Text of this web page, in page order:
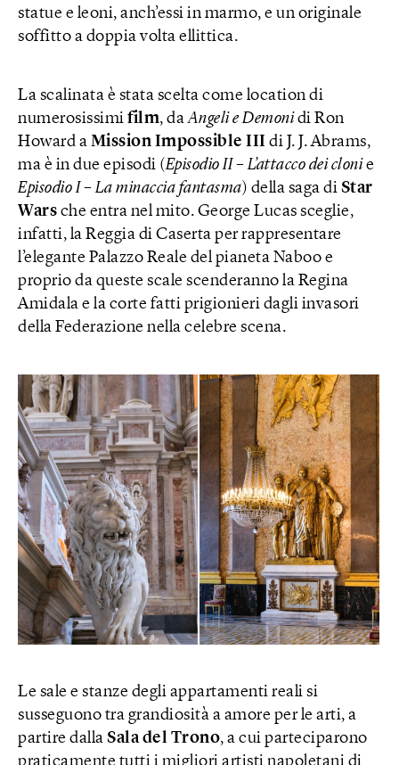
statue e leoni, anch’essi in marmo, e un originale
soffitto a doppia volta ellittica.
La scalinata è stata scelta come location di
numerosissimi film, daAngeli e Demonidi Ron
Howard a Mission Impossible III di J. J. Abrams,
ma è in due episodi (Episodio II – L’attacco dei clonie
Episodio I – La minaccia fantasma) della saga di Star
Wars che entra nel mito. George Lucas sceglie,
infatti, la Reggia di Caserta per rappresentare
l’elegante Palazzo Reale del pianeta Naboo e
proprio da queste scale scenderanno la Regina
Amidala e la corte fatti prigionieri dagli invasori
della Federazione nella celebre scena.
Le sale e stanze degli appartamenti reali si
susseguono tra grandiosità a amore per le arti, a
partire dalla Sala del Trono, a cui parteciparono
praticamente tutti i migliori artisti napoletani di